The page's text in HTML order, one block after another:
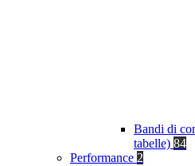
Bandi di
tabelle) 84
Performance 2